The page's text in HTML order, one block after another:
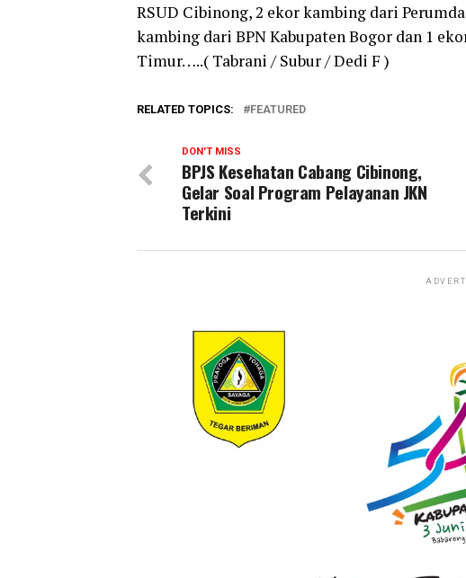
RSUD Cibinong, 2 ekor kambing dari
kambing dari BPN Kabupaten Bogor dan 1
Timur…..( Tabrani / Subur / Dedi F )
RELATED TOPICS: FEATURED
DON'T MISS
BPJS Kesehatan Cabang Cibinong,
Gelar Soal Program Pelayanan JKN
Terkini